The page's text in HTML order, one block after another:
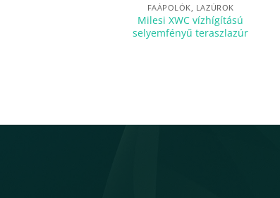
FAÁPOLÓK, LAZÚROK
Milesi XWC vízhígítású
selyemfényű teraszlazúr